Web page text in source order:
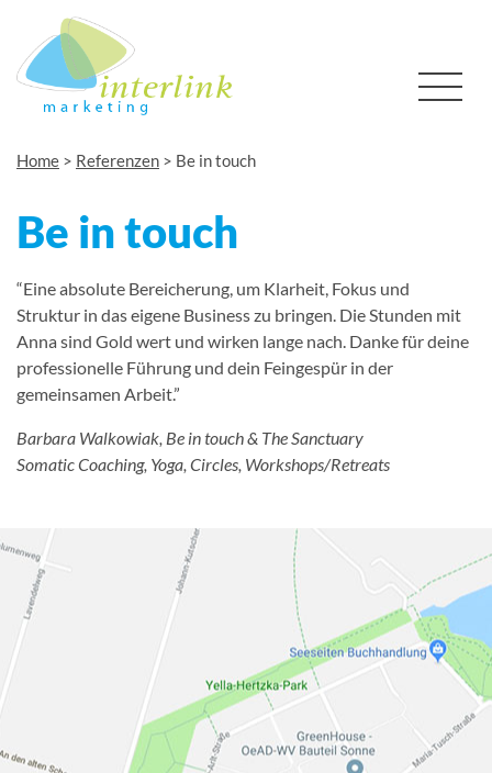
Home > Referenzen > Be in touch
Be in touch
“Eine absolute Bereicherung, um Klarheit, Fokus und
Struktur in das eigene Business zu bringen. Die Stunden mit
Anna sind Gold wert und wirken lange nach. Danke für deine
professionelle Führung und dein Feingespür in der
gemeinsamen Arbeit.”
Barbara Walkowiak, Be in touch & The Sanctuary
Somatic Coaching, Yoga, Circles, Workshops/Retreats